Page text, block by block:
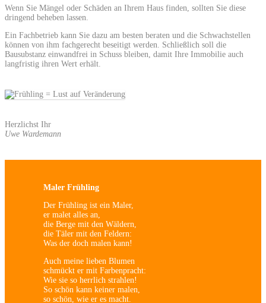
Wenn Sie Mängel oder Schäden an Ihrem Haus finden, sollten Sie diese
dringend beheben lassen.
Ein Fachbetrieb kann Sie dazu am besten beraten und die Schwachstellen
können von ihm fachgerecht beseitigt werden. Schließlich soll die
Bausubstanz einwandfrei in Schuss bleiben, damit Ihre Immobilie auch
langfristig ihren Wert erhält.
Herzlichst Ihr
Uwe Wardemann
Maler Frühling
Der Frühling ist ein Maler,
er malet alles an,
die Berge mit den Wäldern,
die Täler mit den Feldern:
Was der doch malen kann!
Auch meine lieben Blumen
schmückt er mit Farbenpracht:
Wie sie so herrlich strahlen!
So schön kann keiner malen,
so schön, wie er es macht.